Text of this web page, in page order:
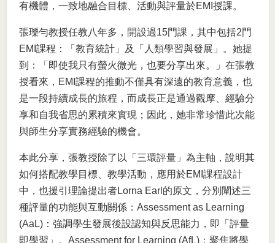
有機體，一致地融合目標、活動與評量於EMI授課。
張瓅勻教授任教八年多，開設過15門課，其中包括2門
EMI課程：「教育統計」及「人類學習與發展」。她提
到：「即使我只有螢火微光，也要分享出來。」在張教
授看來，EMI課程的推動不僅具有深遠的教育意義，也
是一段持續成長的旅程，而成長正是通過觀摩、經驗分
享和自我省思的累積來實現；因此，她非常珍惜此次能
與師生分享實務經驗的機會。
本此分享，張教授除了以「三環評量」為主軸，說明其
如何搭配教學目標、教學活動，應用於EMI課程設計
中，也援引理論提出者Lorna Earl的原文，分別闡述三
種評量的功能與互動關係：Assessment as Learning
(AaL)：強調學生發展後設認知與反思能力，即「評量
即學習」。Assessment for Learning (AfL)：聚焦將學